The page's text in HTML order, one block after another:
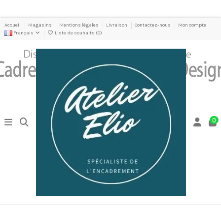
Accueil Magasins Mentions légales Livraison Contactez-nous
Mon compte
Français
Liste de souhaits (0)
0